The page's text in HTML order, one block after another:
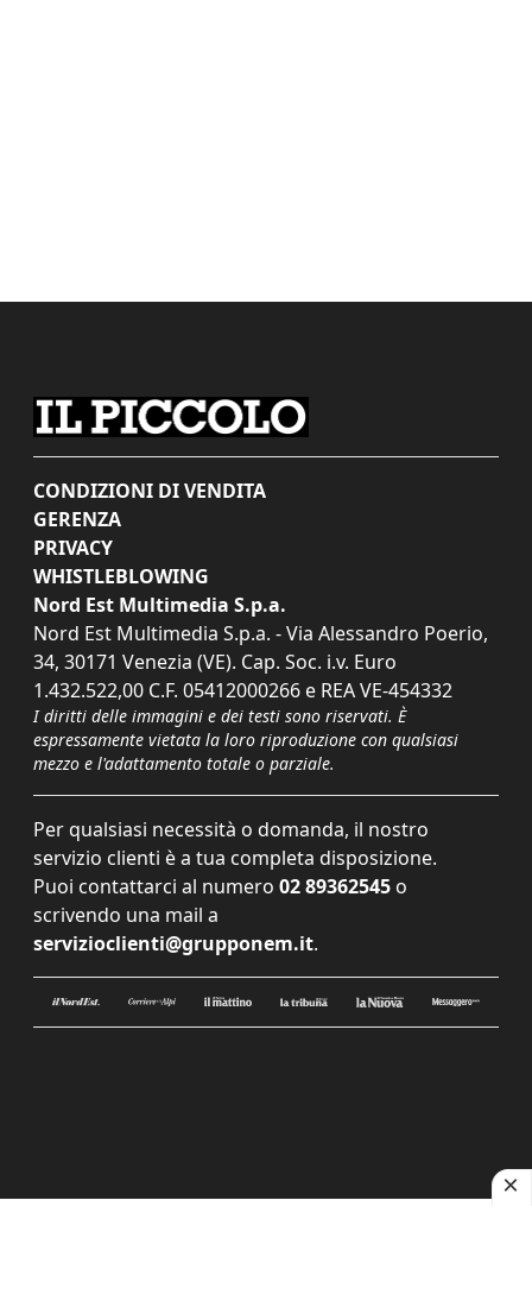
CONDIZIONI DI VENDITA
GERENZA
PRIVACY
WHISTLEBLOWING
Nord Est Multimedia S.p.a.
Nord Est Multimedia S.p.a. - Via Alessandro Poerio,
34, 30171 Venezia (VE). Cap. Soc. i.v. Euro
1.432.522,00 C.F. 05412000266 e REA VE-454332
I diritti delle immagini e dei testi sono riservati. È
espressamente vietata la loro riproduzione con qualsiasi
mezzo e l'adattamento totale o parziale.
Per qualsiasi necessità o domanda, il nostro
servizio clienti è a tua completa disposizione.
Puoi contattarci al numero 02 89362545 o
scrivendo una mail a
servizioclienti@grupponem.it.